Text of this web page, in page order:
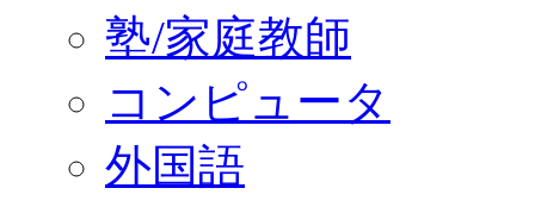
塾/家庭教師
コンピュータ
外国語